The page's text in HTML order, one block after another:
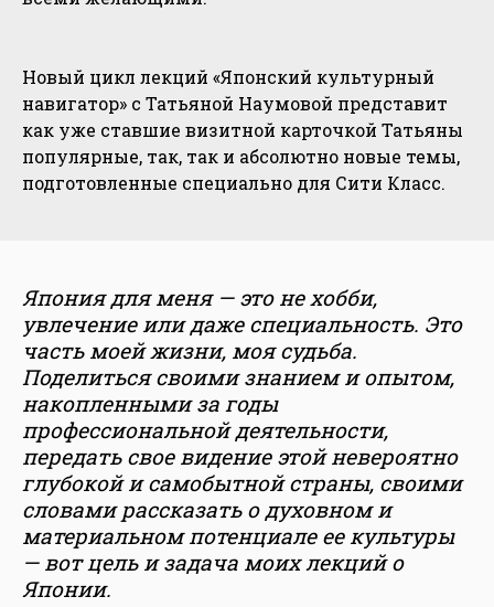
Новый цикл лекций «Японский культурный
навигатор» с Татьяной Наумовой представит
как уже ставшие визитной карточкой Татьяны
популярные, так, так и абсолютно новые темы,
подготовленные специально для Сити Класс.
Япония для меня — это не хобби,
увлечение или даже специальность. Это
часть моей жизни, моя судьба.
Поделиться своими знанием и опытом,
накопленными за годы
профессиональной деятельности,
передать свое видение этой невероятно
глубокой и самобытной страны, своими
словами рассказать о духовном и
материальном потенциале ее культуры
— вот цель и задача моих лекций о
Японии.